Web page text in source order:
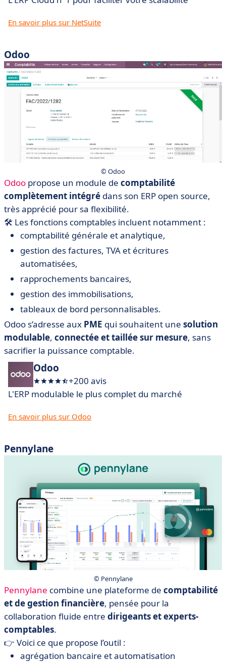
En savoir plus sur NetSuite
Odoo
© Odoo
Odoo propose un module de comptabilité
complètement intégré dans son ERP open source,
très apprécié pour sa flexibilité.
🛠️ Les fonctions comptables incluent notamment :
comptabilité générale et analytique,
gestion des factures, TVA et écritures
automatisées,
rapprochements bancaires,
gestion des immobilisations,
tableaux de bord personnalisables.
Odoo s’adresse aux PME qui souhaitent une solution
modulable, connectée et taillée sur mesure, sans
sacrifier la puissance comptable.
Odoo
+200 avis
L'ERP modulable le plus complet du marché
En savoir plus sur Odoo
Pennylane
© Pennylane
Pennylane combine une plateforme de comptabilité
et de gestion financière, pensée pour la
collaboration fluide entre dirigeants et experts-
comptables.
👉 Voici ce que propose l’outil :
agrégation bancaire et automatisation